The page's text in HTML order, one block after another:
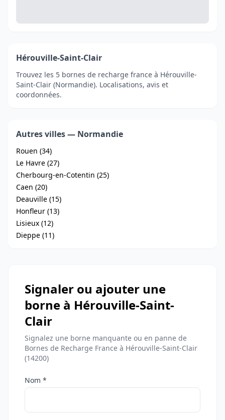
Hérouville-Saint-Clair
Trouvez les 5 bornes de recharge france à Hérouville-
Saint-Clair (Normandie). Localisations, avis et
coordonnées.
Autres villes — Normandie
Rouen (34)
Le Havre (27)
Cherbourg-en-Cotentin (25)
Caen (20)
Deauville (15)
Honfleur (13)
Lisieux (12)
Dieppe (11)
Signaler ou ajouter une
borne à Hérouville-Saint-
Clair
Signalez une borne manquante ou en panne de
Bornes de Recharge France à Hérouville-Saint-Clair
(14200)
Nom *